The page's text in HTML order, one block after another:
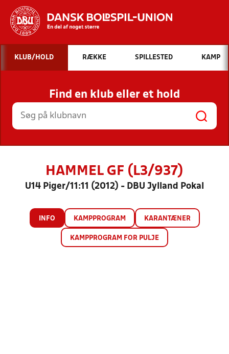
Hvad vil du søge efter?
INDHOLD OG NYHEDER
STILLINGER, RESULTATER, KLUBBER OG
HOLD
KLUB/HOLD RÆKKE SPILLESTED KAMP
Find en klub eller et hold
HAMMEL GF (L3/937)
U14 Piger/11:11 (2012) - DBU Jylland Pokal
INFO KAMPPROGRAM KARANTÆNER
KAMPPROGRAM FOR PULJE